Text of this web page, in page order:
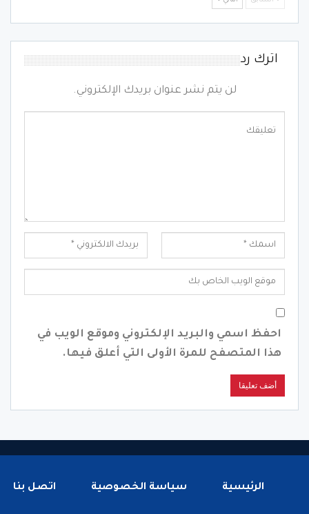
اترك رد
لن يتم نشر عنوان بريدك الإلكتروني.
احفظ اسمي والبريد الإلكتروني وموقع الويب في
هذا المتصفح للمرة الأولى التي أعلق فيها.
الرئيسية سياسة الخصوصية اتصل بنا